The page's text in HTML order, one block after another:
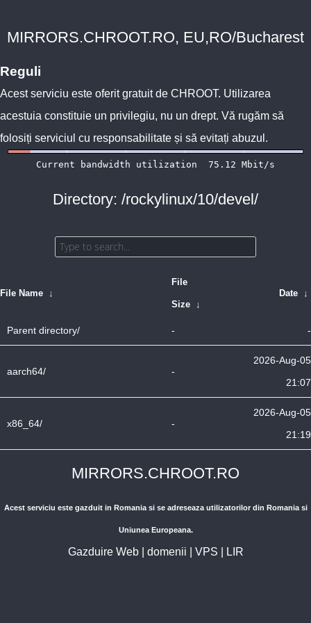
MIRRORS.CHROOT.RO, EU,RO/Bucharest
Reguli
Acest serviciu este oferit gratuit de CHROOT. Utilizarea
acestuia constituie un privilegiu, nu un drept. Vă rugăm să
folosiți serviciul cu responsabilitate și să evitați abuzul.
Directory: /rockylinux/10/devel/
File Name ↓
File
Size ↓
Date ↓
Parent directory/ - -
aarch64/ -
2026-Aug-05
21:07
x86_64/ -
2026-Aug-05
21:19
MIRRORS.CHROOT.RO
Acest serviciu este gazduit in Romania si se adreseaza utilizatorilor din Romania si
Uniunea Europeana.
Gazduire Web| domenii VPS LIR